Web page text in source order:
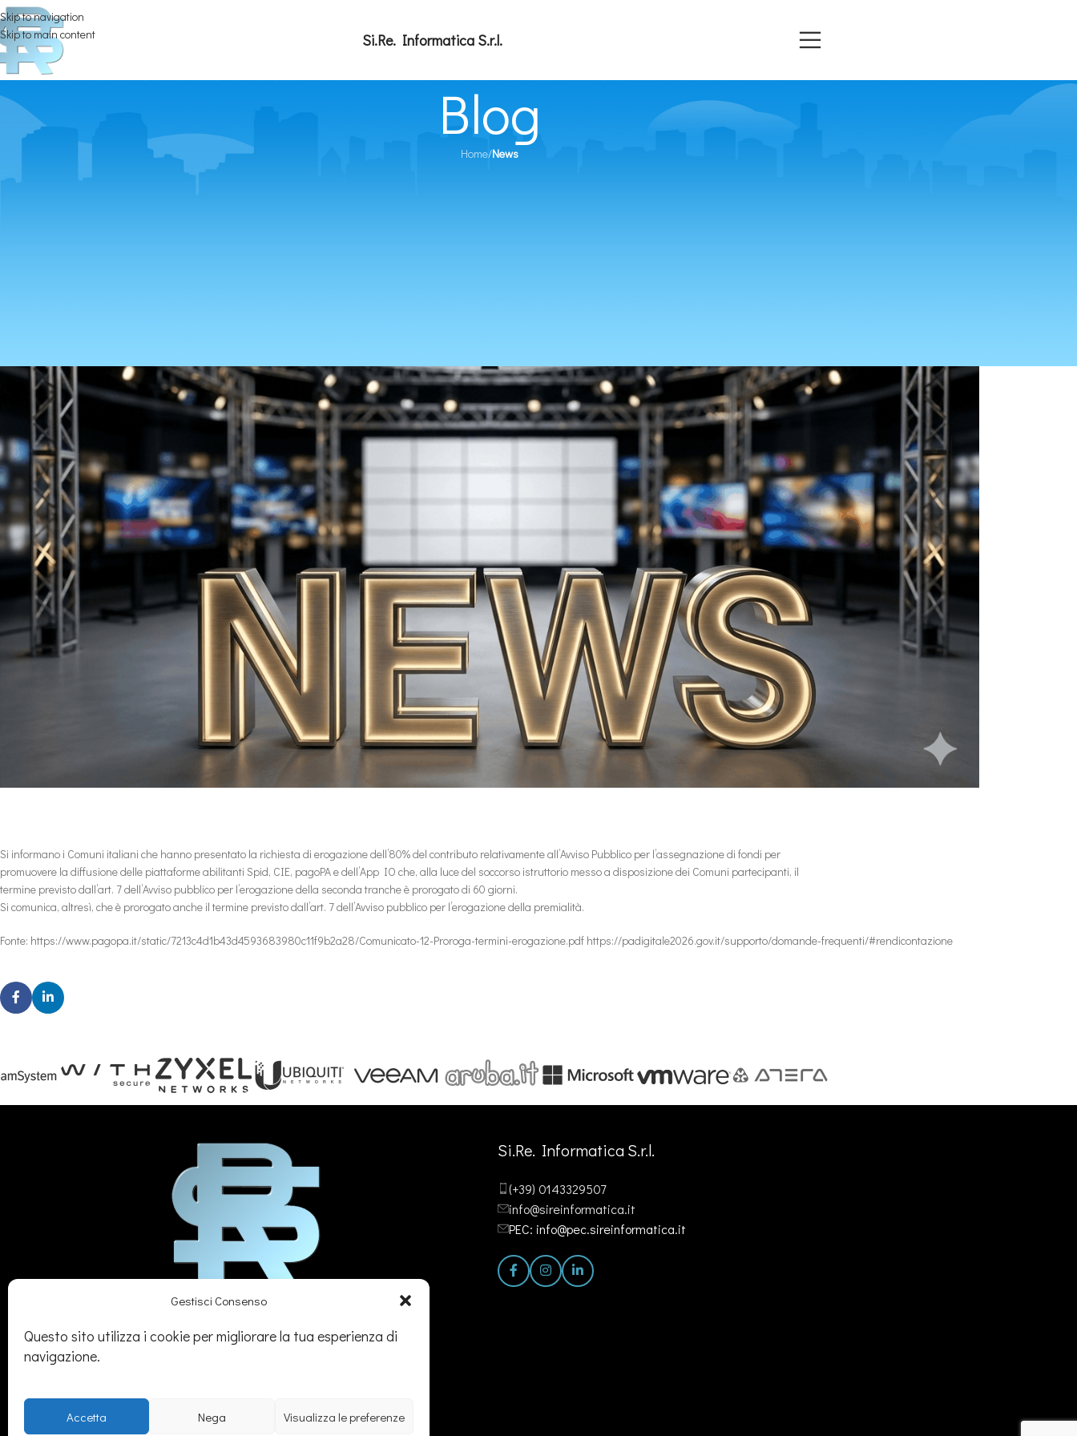
Gestisci Consenso
Questo sito utilizza i cookie per migliorare la tua esperienza di
navigazione.
Accetta Nega Visualizza le preferenze
Skip to navigation
Skip to main content
Si.Re. Informatica S.r.l.
Blog
Home/News
Si informano i Comuni italiani che hanno presentato la richiesta di erogazione dell’80%del contributo relativamenteall’Avviso Pubblico per l’assegnazionedi fondi per
promuovere la diffusione delle piattaforme abilitanti Spid, CIE, pagoPA e dell’App IO che, alla luce del soccorso istruttorio messo a disposizione dei Comuni partecipanti, il
termine previsto dall’art. 7 dell’Avviso pubblico per l’erogazione della seconda tranche è prorogato di 60 giorni.
Si comunica, altresì, che è prorogato anche il termine previsto dall’art. 7 dell’Avviso pubblico per l’erogazione della premialità.
Fonte: https://www.pagopa.it/static/7213c4d1b43d4593683980c11f9b2a28/Comunicato-12-Proroga-termini-erogazione.pdf https://padigitale2026.gov.it/supporto/domande-frequenti/#rendicontazione
Si.Re. Informatica S.r.l.
(+39) 0143329507
info@sireinformatica.it
PEC: info@pec.sireinformatica.it
Legale:Via Gavi, 26 – Novi Ligure (AL)
Operativa:Via Bandello, 9 – Tortona (AL)
Punto di presenza:
Torino, Arenzano e Varese